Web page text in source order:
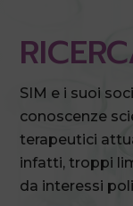
SIM e i suoi
conoscenze
terapeutici
infatti, troppi
da interessi